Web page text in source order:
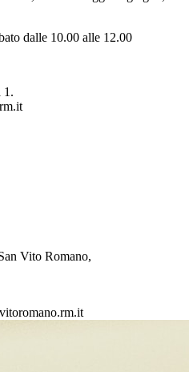
dalle 10.00 alle 12.00
1.
Vito Romano,